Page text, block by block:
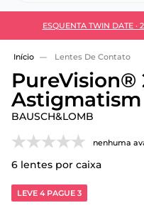
ESQUENTA TWIN DATE ·
Use 30HOJE e ganhe
Lentes De Contato
PureVision®
Astigmatism
BAUSCH&LOMB
nenhuma
6 lentes por caixa
LEVE 4 PAGUE 3